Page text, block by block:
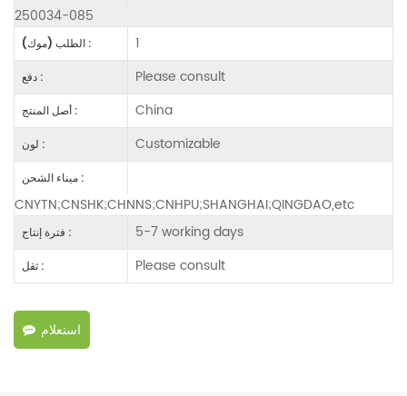
250034-085
الطلب (موك) : 1
دفع : Please consult
أصل المنتج : China
لون : Customizable
ميناء الشحن :
CNYTN;CNSHK;CHNNS;CNHPU;SHANGHAI;QINGDAO,etc
فترة إنتاج : 5-7 working days
ثقل : Please consult
استعلام